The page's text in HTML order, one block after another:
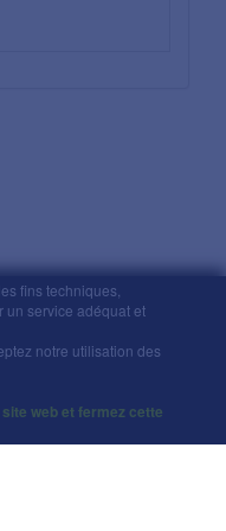
fins techniques,
un service adéquat et
notre utilisation des
web et fermez cette
/ Devacom 2026
santé, à